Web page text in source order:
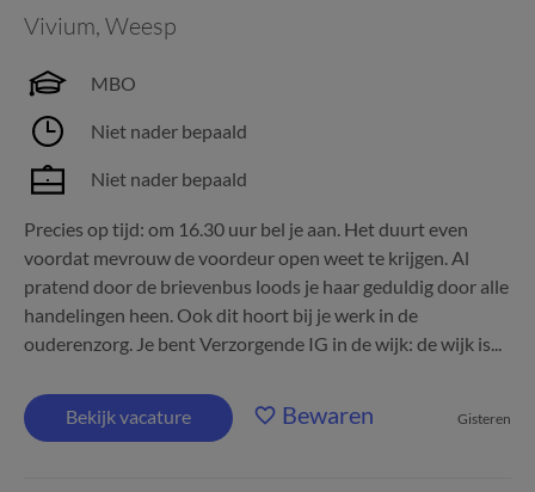
Vivium, Weesp
MBO
Niet nader bepaald
Niet nader bepaald
Precies op tijd: om 16.30 uur bel je aan. Het duurt even
voordat mevrouw de voordeur open weet te krijgen. Al
pratend door de brievenbus loods je haar geduldig door alle
handelingen heen. Ook dit hoort bij je werk in de
ouderenzorg. Je bent Verzorgende IG in de wijk: de wijk is...
Bekijk vacature Bewaren Gisteren